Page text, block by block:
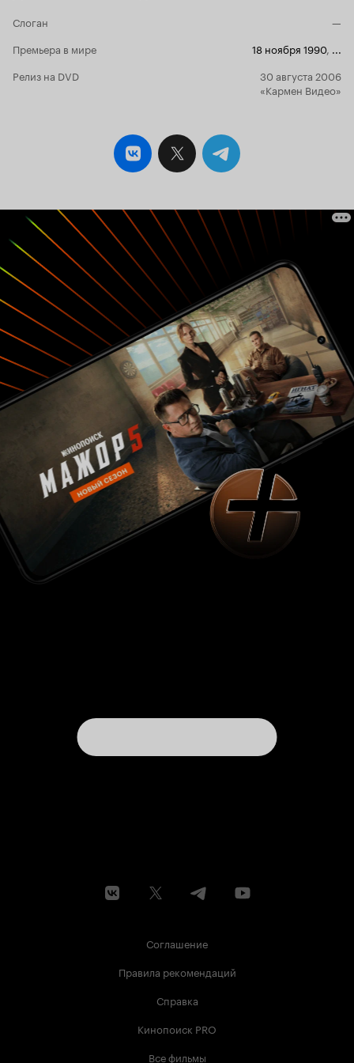
даже интересно. Потому что всё настоящее.
обмана. Должен отметить, что по картинке всё
как это они столько интерьеров создавали? И
немало. Игра актёров тоже понравилась. Если к
чему и пришлось привыкать, так это только к
специфической, несвойственной
никакой противоречий между лицом и
внутреннем состоянии. Всё предельно
органично. О том, что перед нами актеры
забываешь почти сразу. Но, если говорить в
целом, то фильм, конечно, для любителей. Для
истинных ценителей «Хроник Нарнии». Кто
хочет погрузиться в чарующую атмосферу,
глубже понять идеи Клайва Льюиса, и
проникнуться внутренним теплом. Да, если
отбросить внешние эффекты, то фильм очень
добрый. Жаль что не современный. Таких
глубоких фильмов сейчас уже не снимают.
Новые компьютерные технологии, к несчастью,
не стали дополнением к серьёзной смысловой
нагрузке. Наоборот, эффекты подменили
собой смысл, идея и сама история теперь
вторичный фактор. А эта лента как
напоминание – что когда-то всё было иначе.
Слоган
—
Премьера в мире
18 ноября 1990, ...
Релиз на DVD
30 августа 2006
«Кармен Видео»
Соглашение
Правила рекомендаций
Справка
Кинопоиск PRO
Все фильмы